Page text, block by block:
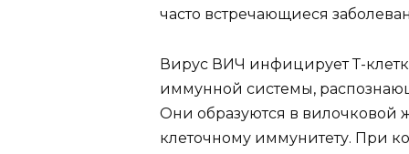
часто встречающиеся
Вирус ВИЧ инфицирует Т-
иммунной системы,
Они образуются в вилочковой
клеточному иммунитету. При